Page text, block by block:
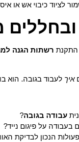
לציוד כיבוי אש או
התקנת רשתות הגנה
איך לעבוד בגובה. הוא
עבודה בגובה?
בעבודה על פיגום נייד?
הנכון לבדיקת